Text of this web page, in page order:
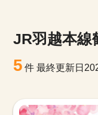
見学会・イベント
よくあるご質問
JR羽越本線
5 件最終更新日
甲信越・北陸